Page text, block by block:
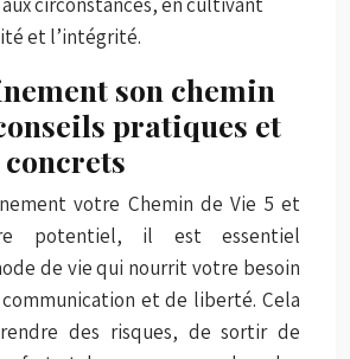
et l’intégrité.
son chemin
pratiques et
votre Chemin de Vie 5 et
potentiel, il est essentiel
de vie qui nourrit votre besoin
et de liberté. Cela
des risques, de sortir de